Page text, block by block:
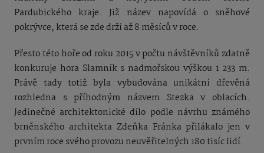
Pardubického kraje. Již název napovídá o sněhové
pokrývce, která se zde drží až 8 měsíců v roce.
Přesto této hoře od roku 2015 v počtu návštěvníků zdatně
konkuruje hora Slamník s nadmořskou výškou 1 233 m.
Právě tady totiž byla vybudována unikátní dřevěná
rozhledna s příhodným názvem Stezka v oblacích.
Jedinečné architektonické dílo podle návrhu známého
brněnského architekta Zdeňka Fránka přilákalo jen v
prvním roce svého provozu neuvěřitelných 180 tisíc lidí.